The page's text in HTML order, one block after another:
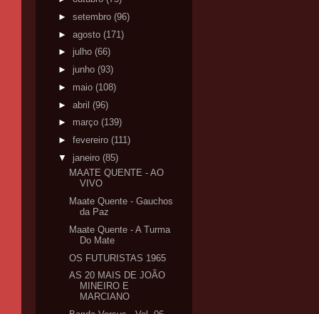
► setembro (96)
► agosto (171)
► julho (66)
► junho (93)
► maio (108)
► abril (96)
► março (139)
► fevereiro (111)
▼ janeiro (85)
MAATE QUENTE - AO
VIVO
Maate Quente - Gauchos
da Paz
Maate Quente - A Turma
Do Mate
OS FUTURISTAS 1965
AS 20 MAIS DE JOÃO
MINEIRO E
MARCIANO